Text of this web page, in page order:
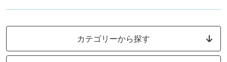
カテゴリーから探す